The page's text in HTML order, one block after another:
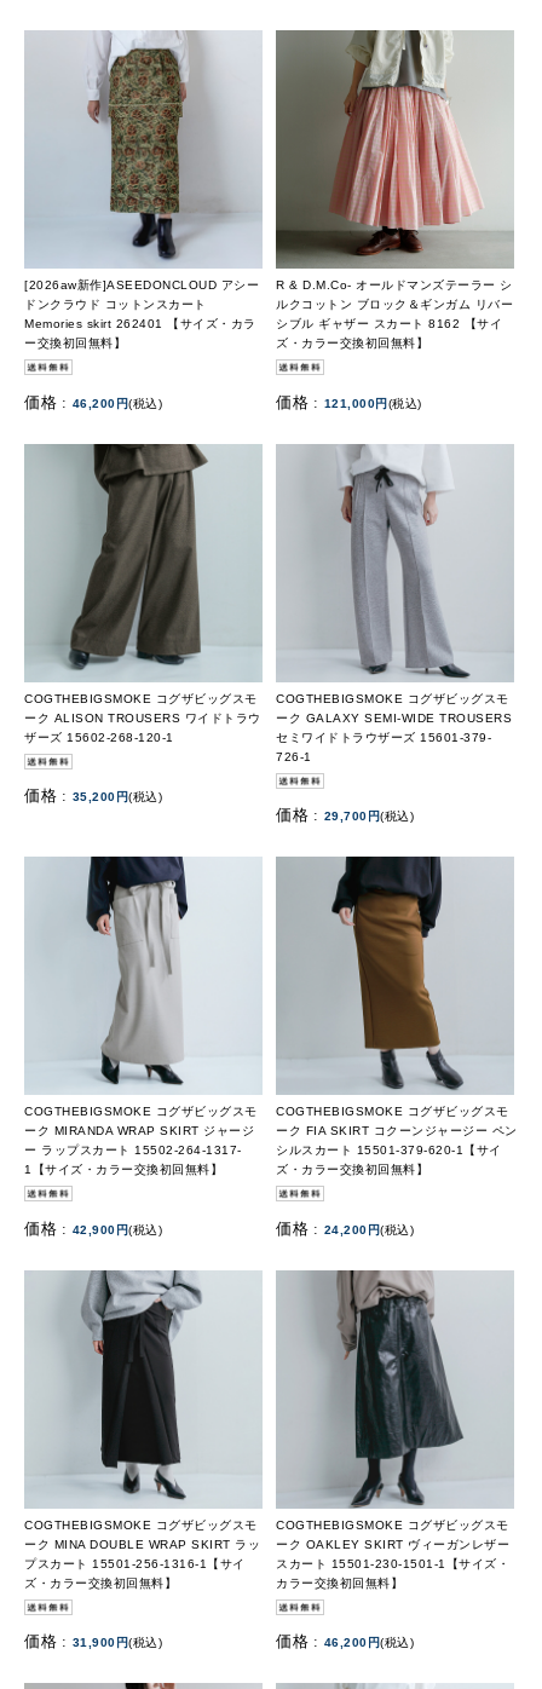
[2026aw新作]ASEEDONCLOUD アシー
ドンクラウド コットンスカート
Memories skirt 262401 【サイズ・カラ
ー交換初回無料】
価格 : 46,200円(税込)
R & D.M.Co- オールドマンズテーラー シ
ルクコットン ブロック＆ギンガム リバー
シブル ギャザー スカート 8162 【サイ
ズ・カラー交換初回無料】
価格 : 121,000円(税込)
COGTHEBIGSMOKE コグザビッグスモ
ーク ALISON TROUSERS ワイドトラウ
ザーズ 15602-268-120-1
価格 : 35,200円(税込)
COGTHEBIGSMOKE コグザビッグスモ
ーク GALAXY SEMI-WIDE TROUSERS
セミワイドトラウザーズ 15601-379-
726-1
価格 : 29,700円(税込)
COGTHEBIGSMOKE コグザビッグスモ
ーク MIRANDA WRAP SKIRT ジャージ
ー ラップスカート 15502-264-1317-
1【サイズ・カラー交換初回無料】
価格 : 42,900円(税込)
COGTHEBIGSMOKE コグザビッグスモ
ーク FIA SKIRT コクーンジャージー ペン
シルスカート 15501-379-620-1【サイ
ズ・カラー交換初回無料】
価格 : 24,200円(税込)
COGTHEBIGSMOKE コグザビッグスモ
ーク MINA DOUBLE WRAP SKIRT ラッ
プスカート 15501-256-1316-1【サイ
ズ・カラー交換初回無料】
価格 : 31,900円(税込)
COGTHEBIGSMOKE コグザビッグスモ
ーク OAKLEY SKIRT ヴィーガンレザー
スカート 15501-230-1501-1【サイズ・
カラー交換初回無料】
価格 : 46,200円(税込)